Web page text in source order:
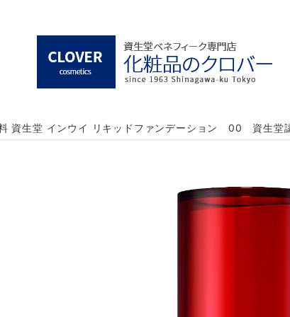
資生堂 インウイ リキッドファンデーション 00 資生堂